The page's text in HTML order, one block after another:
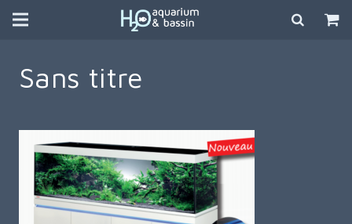
Sans titre